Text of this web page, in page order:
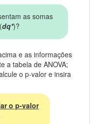
as somas
dq*)?
e as informações
a tabela de ANOVA;
o p-valor e insira
o p-valor